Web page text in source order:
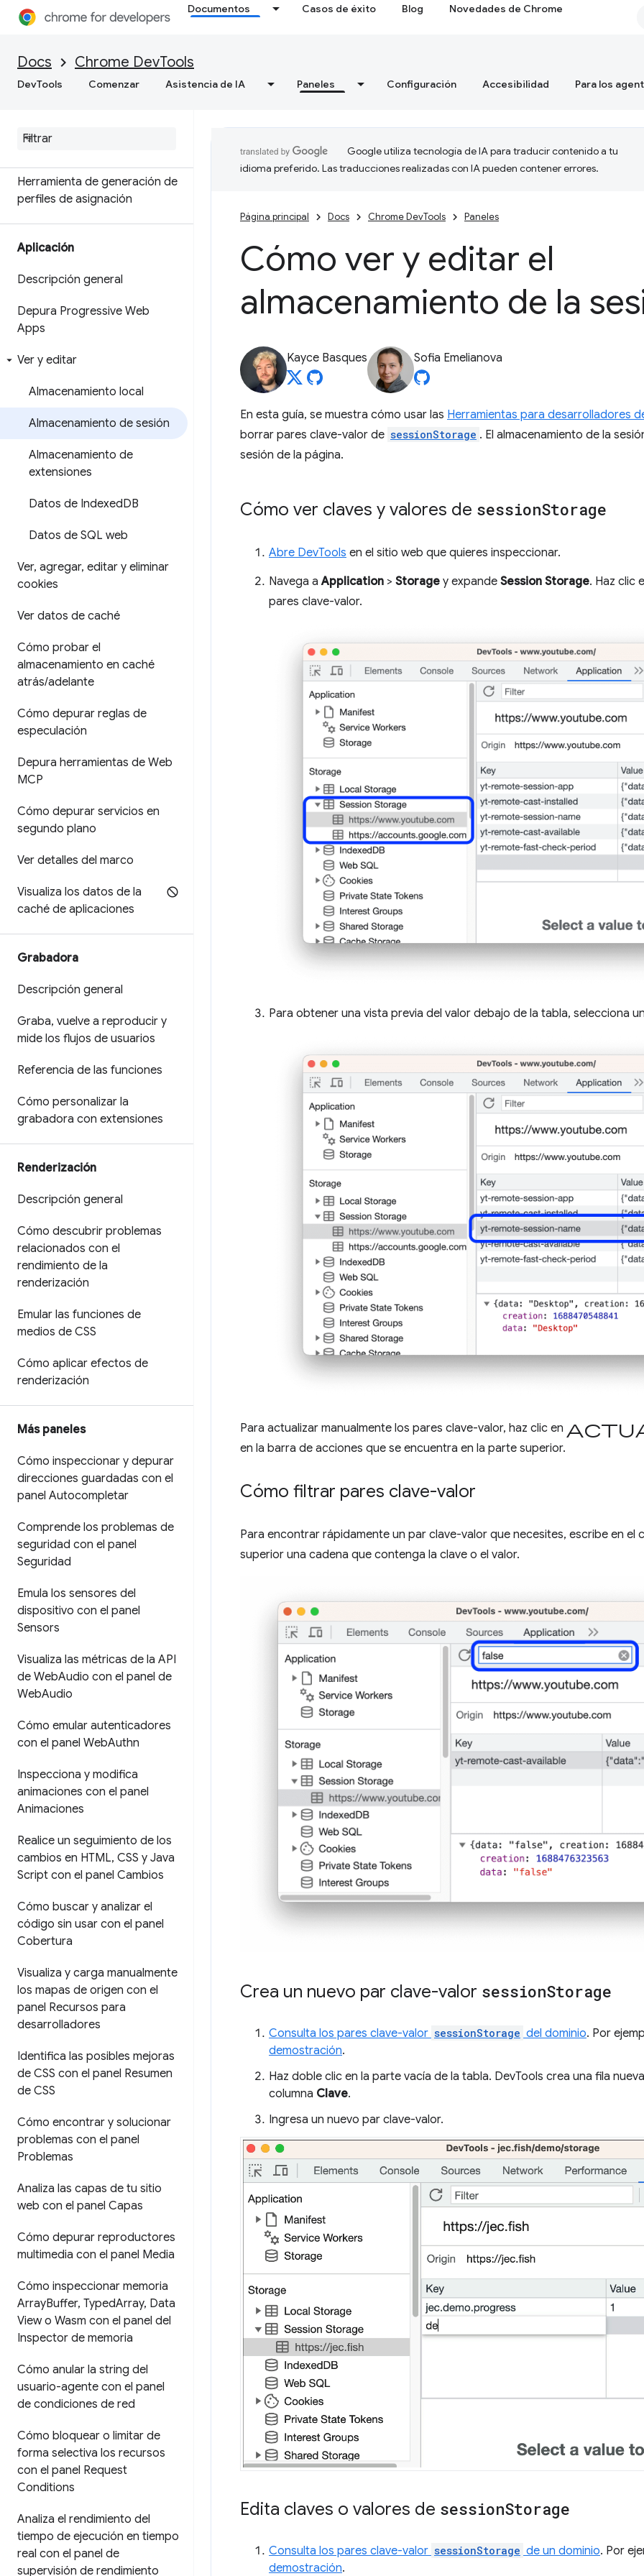
Documentos Casos de éxito Blog Novedades de Chrome
Docs Chrome DevTools
DevTools Comenzar Asistencia de IA Paneles Configuración Accesibilidad Para los
Descripción general
Terminología de la memoria
Cómo solucionar problemas
Cómo grabar instantáneas de
Herramienta de generación de
perfiles de asignación
Aplicación
Descripción general
Depura Progressive Web
Apps
Ver y editar
Almacenamiento local
Almacenamiento de sesión
Almacenamiento de
extensiones
Datos de IndexedDB
Datos de SQL web
Ver, agregar, editar y eliminar
cookies
Ver datos de caché
Cómo probar el
almacenamiento en caché
atrás/adelante
Cómo depurar reglas de
especulación
Depura herramientas de Web
MCP
Cómo depurar servicios en
segundo plano
Ver detalles del marco
Visualiza los datos de la
caché de aplicaciones
Grabadora
Descripción general
Graba, vuelve a reproducir y
mide los flujos de usuarios
Referencia de las funciones
Cómo personalizar la
grabadora con extensiones
Renderización
Descripción general
Cómo descubrir problemas
relacionados con el
rendimiento de la
renderización
Emular las funciones de
medios de CSS
Cómo aplicar efectos de
renderización
Más paneles
Cómo inspeccionar y depurar
direcciones guardadas con el
panel Autocompletar
Comprende los problemas de
seguridad con el panel
Seguridad
Emula los sensores del
dispositivo con el panel
Sensors
Visualiza las métricas de la API
de WebAudio con el panel de
WebAudio
Cómo emular autenticadores
con el panel WebAuthn
Inspecciona y modifica
animaciones con el panel
Animaciones
Realice un seguimiento de los
cambios en HTML, CSS y Java
Script con el panel Cambios
Cómo buscar y analizar el
código sin usar con el panel
Cobertura
Visualiza y carga manualmente
los mapas de origen con el
panel Recursos para
desarrolladores
Identifica las posibles mejoras
de CSS con el panel Resumen
de CSS
Cómo encontrar y solucionar
problemas con el panel
Problemas
Analiza las capas de tu sitio
web con el panel Capas
Cómo depurar reproductores
multimedia con el panel Media
Cómo inspeccionar memoria
ArrayBuffer, TypedArray, Data
View o Wasm con el panel del
Inspector de memoria
Cómo anular la string del
usuario-agente con el panel
de condiciones de red
Cómo bloquear o limitar de
forma selectiva los recursos
con el panel Request
Conditions
Analiza el rendimiento del
tiempo de ejecución en tiempo
real con el panel de
supervisión de rendimiento
Google utiliza tecnología de IA para traducir contenido a tu
idioma preferido. Las traducciones realizadas con IA pueden contener errores.
Página principal Docs Chrome DevTools Paneles
Cómo ver y editar el
almacenamiento de la
Kayce Basques Sofia Emelianova
En esta guía, se muestra cómo usar las Herramientas para desarrolladores
borrar pares clave-valor de sessionStorage . El almacenamiento de la
sesión de la página.
Cómo ver claves y valores de sessionStorage
Abre DevTools en el sitio web que quieres inspeccionar.
Navega aApplication > Storage y expande Session Storage. Haz clic
pares clave-valor.
Para obtener una vista previa del valor debajo de la tabla, selecciona
Para actualizar manualmente los pares clave-valor, haz clic en
en la barra de acciones que se encuentra en la parte superior.
Cómo filtrar pares clave-valor
Para encontrar rápidamente un par clave-valor que necesites, escribe en el
superior una cadena que contenga la clave o el valor.
Crea un nuevo par clave-valor sessionStorage
Consulta los pares clave-valor sessionStorage del dominio. Por
demostración.
Haz doble clic en la parte vacía de la tabla. DevTools crea una fila
columna Clave.
Ingresa un nuevo par clave-valor.
Edita claves o valores de sessionStorage
Consulta los pares clave-valor sessionStorage de un dominio. Por
demostración.